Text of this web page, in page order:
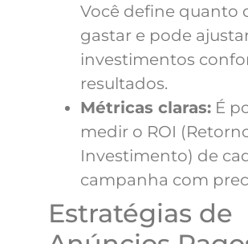
Você define quanto
gastar e pode
investimentos
resultados.
Métricas claras: É
medir o ROI
Investimento) de
campanha com
Estratégias de